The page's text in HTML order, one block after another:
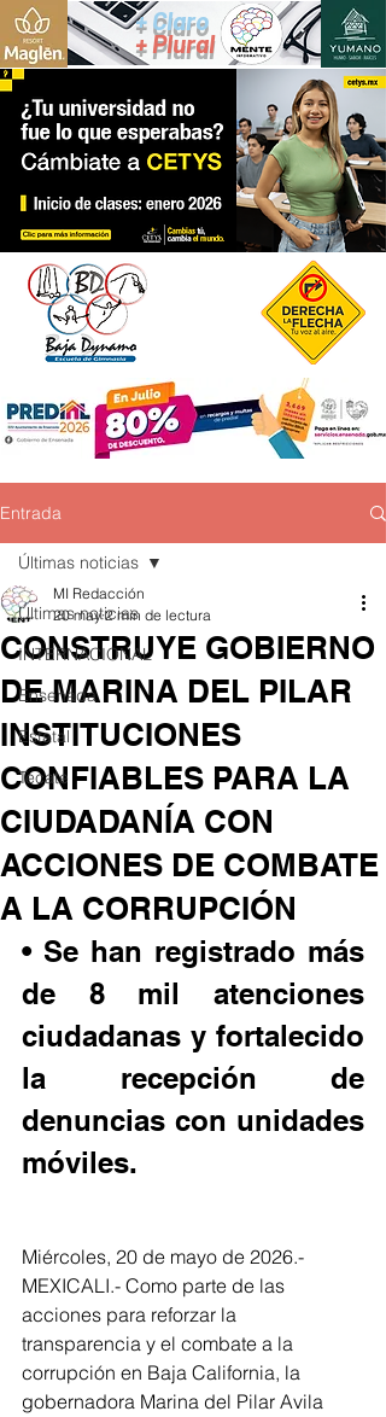
+ Claro
+ Plural
Entrada
Últimas noticias
INTERNACIONAL
Ensenada
Estatal
Tecate
Últimas noticias
CONSTRUYE GOBIERNO
DE MARINA DEL PILAR
INSTITUCIONES
CONFIABLES PARA LA
CIUDADANÍA CON
ACCIONES DE COMBATE
A LA CORRUPCIÓN
MI Redacción
20 may 2 min de lectura
• Se han registrado más
de 8 mil atenciones
ciudadanas y fortalecido
la recepción de
denuncias con unidades
móviles.
Miércoles, 20 de mayo de 2026.-
MEXICALI.- Como parte de las
acciones para reforzar la
transparencia y el combate a la
corrupción en Baja California, la
gobernadora Marina del Pilar Avila